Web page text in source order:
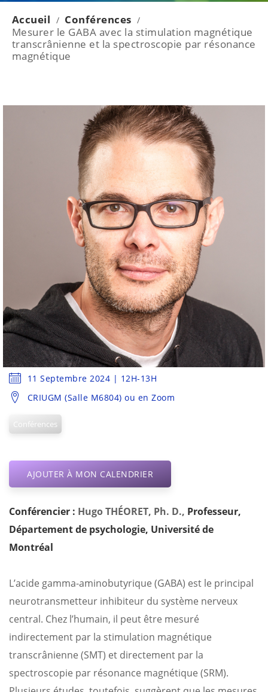
Accueil / Conférences /
Mesurer le GABA avec la stimulation magnétique
transcrânienne et la spectroscopie par résonance
magnétique
11 Septembre 2024 | 12H-13H
CRIUGM (Salle M6804) ou en Zoom
Conférences
AJOUTER À MON CALENDRIER
Conférencier : Hugo THÉORET, Ph. D., Professeur,
Département de psychologie, Université de
Montréal
L’acide gamma-aminobutyrique (GABA) est le principal
neurotransmetteur inhibiteur du système nerveux
central. Chez l’humain, il peut être mesuré
indirectement par la stimulation magnétique
transcrânienne (SMT) et directement par la
spectroscopie par résonance magnétique (SRM).